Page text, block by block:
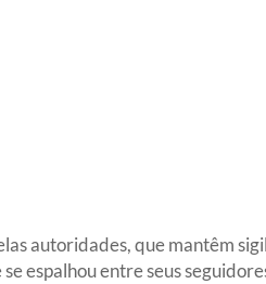
autoridades, que mantêm
espalhou entre seus